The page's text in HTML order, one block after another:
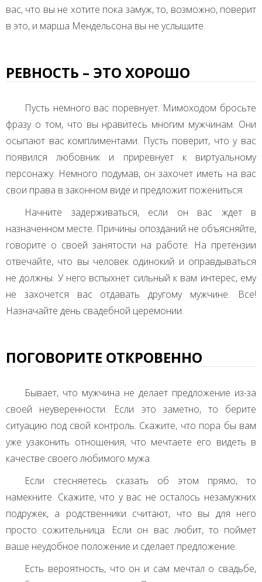
вас, что вы не хотите пока замуж, то, возможно, поверит
в это, и марша Мендельсона вы не услышите.
РЕВНОСТЬ – ЭТО ХОРОШО
Пусть немного вас поревнует. Мимоходом бросьте
фразу о том, что вы нравитесь многим мужчинам. Они
осыпают вас комплиментами. Пусть поверит, что у вас
появился любовник и приревнует к виртуальному
персонажу. Немного подумав, он захочет иметь на вас
свои права в законном виде и предложит пожениться.
Начните задерживаться, если он вас ждет в
назначенном месте. Причины опозданий не объясняйте,
говорите о своей занятости на работе. На претензии
отвечайте, что вы человек одинокий и оправдываться
не должны. У него вспыхнет сильный к вам интерес, ему
не захочется вас отдавать другому мужчине. Все!
Назначайте день свадебной церемонии.
ПОГОВОРИТЕ ОТКРОВЕННО
Бывает, что мужчина не делает предложение из-за
своей неуверенности. Если это заметно, то берите
ситуацию под свой контроль. Скажите, что пора бы вам
уже узаконить отношения, что мечтаете его видеть в
качестве своего любимого мужа.
Если стесняетесь сказать об этом прямо, то
намекните. Скажите, что у вас не осталось незамужних
подружек, а родственники считают, что вы для него
просто сожительница. Если он вас любит, то поймет
ваше неудобное положение и сделает предложение.
Есть вероятность, что он и сам мечтал о свадьбе,